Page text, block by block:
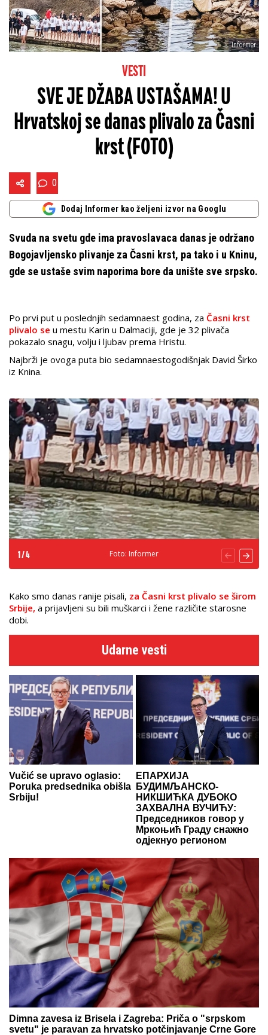
Informer
VESTI
SVE JE DŽABA USTAŠAMA! U
Hrvatskoj se danas plivalo za Časni
krst (FOTO)
0
Dodaj Informer kao željeni izvor na Googlu
Svuda na svetu gde ima pravoslavaca danas je održano
Bogojavljensko plivanje za Časni krst, pa tako i u Kninu,
gde se ustaše svim naporima bore da unište sve srpsko.
Po prvi put u poslednjih sedamnaest godina, za Časni krst
plivalo se u mestu Karin u Dalmaciji, gde je 32 plivača
pokazalo snagu, volju i ljubav prema Hristu.
Najbrži je ovoga puta bio sedamnaestogodišnjak David Širko
iz Knina.
Foto: Informer
1 /4
Kako smo danas ranije pisali, za Časni krst plivalo se širom
Srbije, a prijavljeni su bili muškarci i žene različite starosne
dobi.
Udarne vesti
Vučić se upravo oglasio:
Poruka predsednika obišla
Srbiju!
ЕПАРХИЈА
БУДИМЉАНСКО-
НИКШИЋКА ДУБОКО
ЗАХВАЛНА ВУЧИЋУ:
Председников говор у
Мркоњић Граду снажно
одјекнуо регионом
Dimna zavesa iz Brisela i Zagreba: Priča o "srpskom
svetu" je paravan za hrvatsko potčinjavanje Crne Gore